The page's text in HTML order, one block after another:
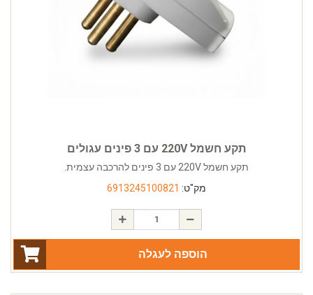
תקע חשמל 220V עם 3 פינים עגולים
תקע חשמל 220V עם 3 פינים להרכבה עצמית.
מק"ט: 6913245100821
הוספה לעגלה